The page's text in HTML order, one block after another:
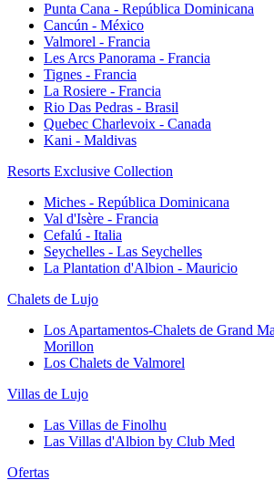
Punta Cana - República Dominicana
Cancún - México
Valmorel - Francia
Les Arcs Panorama - Francia
Tignes - Francia
La Rosiere - Francia
Rio Das Pedras - Brasil
Quebec Charlevoix - Canada
Kani - Maldivas
Resorts Exclusive Collection
Miches - República Dominicana
Val d'Isère - Francia
Cefalú - Italia
Seychelles - Las Seychelles
La Plantation d'Albion - Mauricio
Chalets de Lujo
Los Apartamentos-Chalets de Grand
Morillon
Los Chalets de Valmorel
Villas de Lujo
Las Villas de Finolhu
Las Villas d'Albion by Club Med
Ofertas